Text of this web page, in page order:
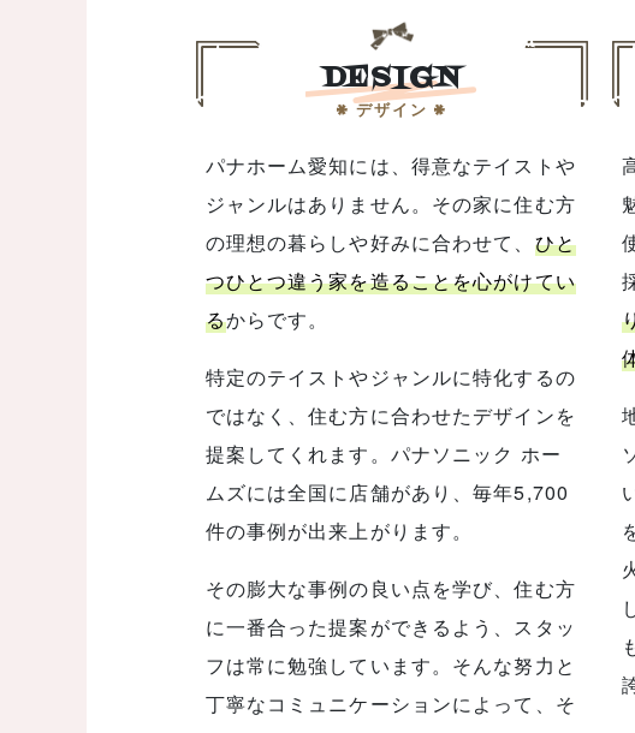
DESIGN
デザイン
パナホーム愛知には、得意なテイストや
ジャンルはありません。その家に住む方
の理想の暮らしや好みに合わせて、 ひと
つひとつ違う家を造ることを心がけてい
るからです。
特定のテイストやジャンルに特化するの
ではなく、住む方に合わせたデザインを
提案してくれます。パナソニック ホー
ムズには全国に店舗があり、毎年5,700
件の事例が出来上がります。
その膨大な事例の良い点を学び、住む方
に一番合った提案ができるよう、スタッ
フは常に勉強しています。そんな努力と
丁寧なコミュニケーションによって、そ